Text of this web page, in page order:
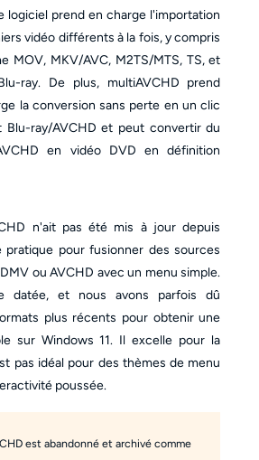
logiciel prend en charge l'importation
vidéo différents à la fois, y compris
MOV, MKV/AVC, M2TS/MTS, TS, et
ray. De plus, multiAVCHD prend
la conversion sans perte en un clic
Blu-ray/AVCHD et peut convertir du
en vidéo DVD en définition
n'ait pas été mis à jour depuis
pratique pour fusionner des sources
ou AVCHD avec un menu simple.
datée, et nous avons parfois dû
plus récents pour obtenir une
sur Windows 11. Il excelle pour la
pas idéal pour des thèmes de menu
poussée.
est abandonné et archivé comme